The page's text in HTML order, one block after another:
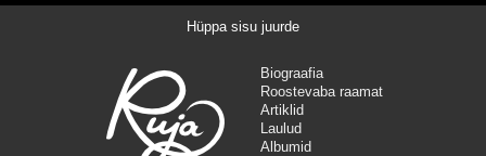
Hüppa sisu juurde
Biograafia
Roostevaba raamat
Artiklid
Laulud
Albumid